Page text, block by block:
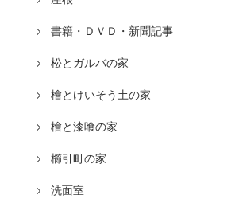
書籍・ＤＶＤ・新聞記事
松とガルバの家
檜とけいそう土の家
檜と漆喰の家
櫛引町の家
洗面室